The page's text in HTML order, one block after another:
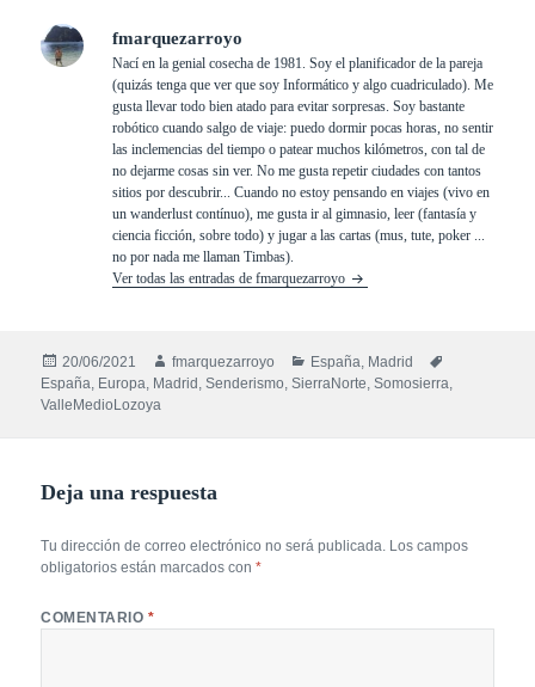
fmarquezarroyo
Nací en la genial cosecha de 1981. Soy el planificador de la pareja
(quizás tenga que ver que soy Informático y algo cuadriculado). Me
gusta llevar todo bien atado para evitar sorpresas. Soy bastante
robótico cuando salgo de viaje: puedo dormir pocas horas, no sentir
las inclemencias del tiempo o patear muchos kilómetros, con tal de
no dejarme cosas sin ver. No me gusta repetir ciudades con tantos
sitios por descubrir... Cuando no estoy pensando en viajes (vivo en
un wanderlust contínuo), me gusta ir al gimnasio, leer (fantasía y
ciencia ficción, sobre todo) y jugar a las cartas (mus, tute, poker ...
no por nada me llaman Timbas).
Ver todas las entradas de fmarquezarroyo
Publicado
el
20/06/2021 Autor
fmarquezarroyo Categorías
España, Madrid
España, Europa, Madrid ,Senderismo,SierraNorte,Somosierra,
ValleMedioLozoya
Deja una respuesta
Tu dirección de correo electrónico no será publicada. Los campos
obligatorios están marcados con*
COMENTARIO *